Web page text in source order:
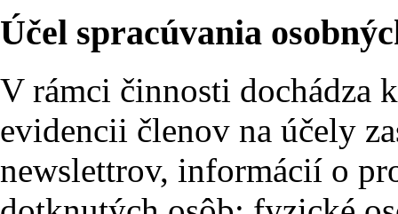
Účel spracúvania
V rámci činnosti dochádza
evidencii členov na účely
newslettrov, informácií o